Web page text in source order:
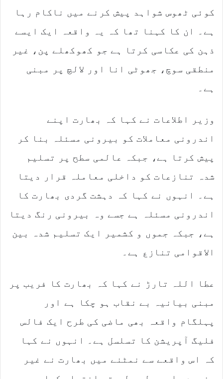
کوئی ٹھوس شواہد پیش کرنے میں ناکام رہا
ہے۔ ان کا کہنا تھا کہ یہ واقعہ ایک ایسے
ذہن کی عکاسی کرتا ہے جو کھوکھلے پن، غیر
منطقی سوچ، جھوٹی انا اور لالچ پر مبنی
ہے۔
وزیر اطلاعات نے کہا کہ بھارت اپنے
اندرونی معاملات کو بیرونی مسئلہ بنا کر
پیش کرتا ہے، جبکہ عالمی سطح پر تسلیم
شدہ تنازعات کو داخلی معاملہ قرار دیتا
ہے۔ انہوں نے کہا کہ دہشت گردی بھارت کا
اندرونی مسئلہ ہے جسے وہ بیرونی رنگ دیتا
ہے، جبکہ جموں و کشمیر ایک تسلیم شدہ بین
الاقوامی تنازع ہے۔
عطا اللہ تارڑ نے کہا کہ بھارت کا فریب پر
مبنی بیانیہ بے نقاب ہو چکا ہے اور
پہلگام واقعہ بھی ماضی کی طرح ایک فالس
فلیگ آپریشن کا تسلسل ہے۔ انہوں نے کہا
کہ اس واقعے سے نمٹنے میں بھارت نے غیر